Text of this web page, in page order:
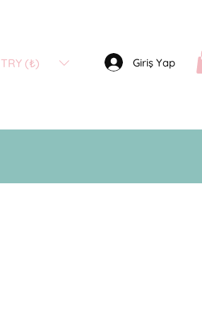
TRY (₺) Giriş Yap